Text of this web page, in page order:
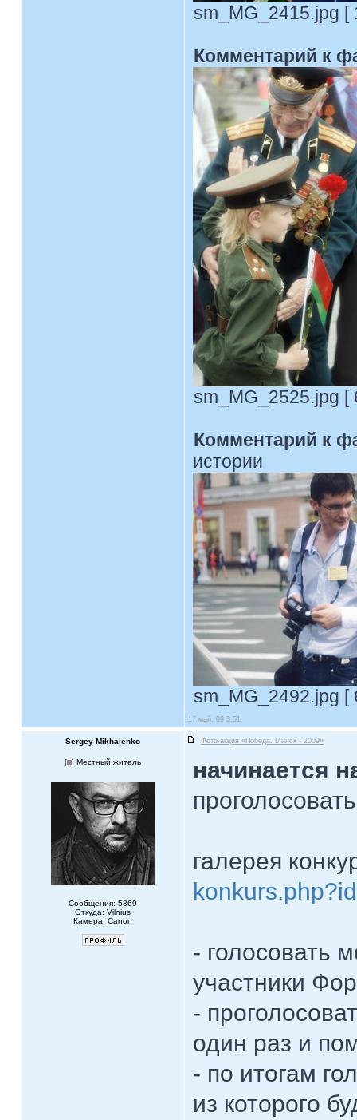
sm_MG_2415.jpg
Комментарий к
sm_MG_2525.jpg
Комментарий к
истории
sm_MG_2492.jpg
17 май, 09 3:51
Sergey Mikhalenko Фото-акция «Победа. Минск - 2009»
[ ] Местный житель
Сообщения: 5369
Откуда: Vilnius
Камера: Canon
начинается
галерея
- голосовать
участники
-
один раз и
- по итогам
из которого